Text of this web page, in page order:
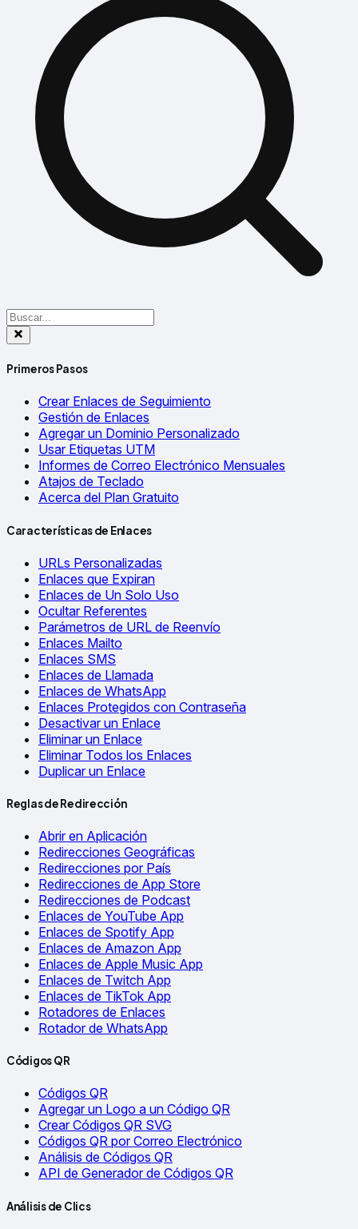
Primeros Pasos
Crear Enlaces de Seguimiento
Gestión de Enlaces
Agregar un Dominio Personalizado
Usar Etiquetas UTM
Informes de Correo Electrónico Mensuales
Atajos de Teclado
Acerca del Plan Gratuito
Características de Enlaces
URLs Personalizadas
Enlaces que Expiran
Enlaces de Un Solo Uso
Ocultar Referentes
Parámetros de URL de Reenvío
Enlaces Mailto
Enlaces SMS
Enlaces de Llamada
Enlaces de WhatsApp
Enlaces Protegidos con Contraseña
Desactivar un Enlace
Eliminar un Enlace
Eliminar Todos los Enlaces
Duplicar un Enlace
Reglas de Redirección
Abrir en Aplicación
Redirecciones Geográficas
Redirecciones por País
Redirecciones de App Store
Redirecciones de Podcast
Enlaces de YouTube App
Enlaces de Spotify App
Enlaces de Amazon App
Enlaces de Apple Music App
Enlaces de Twitch App
Enlaces de TikTok App
Rotadores de Enlaces
Rotador de WhatsApp
Códigos QR
Códigos QR
Agregar un Logo a un Código QR
Crear Códigos QR SVG
Códigos QR por Correo Electrónico
Análisis de Códigos QR
API de Generador de Códigos QR
Análisis de Clics